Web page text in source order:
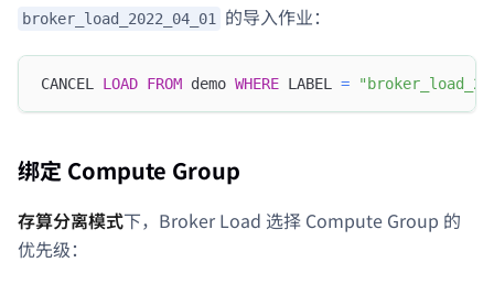
broker_load_2022_04_01 的导入作业：
CANCEL LOAD FROM demo WHERE LABEL =
绑定 Compute Group
存算分离模式下，Broker Load 选择 Compute Group 的
优先级：